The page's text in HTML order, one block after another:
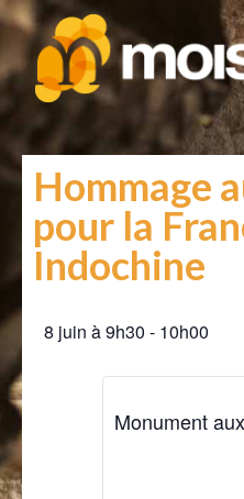
Hommage
pour la
Indochine
8 juin à9h30 - 10h00
Monument